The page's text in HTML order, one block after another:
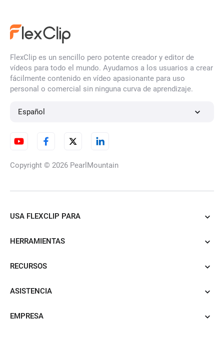
FlexClip es un sencillo pero potente creador y editor de
vídeos para todo el mundo. Ayudamos a los usuarios a crear
fácilmente contenido en vídeo apasionante para uso
personal o comercial sin ninguna curva de aprendizaje.
Español
Copyright © 2026 PearlMountain
USA FLEXCLIP PARA
HERRAMIENTAS
RECURSOS
ASISTENCIA
EMPRESA